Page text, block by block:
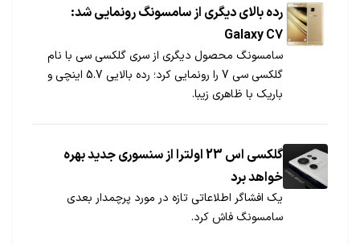
توسط سایت iClarified انجام شده است.
رده بالای دیگری از سامسونگ رونمایی شد:
Galaxy C7
سامسونگ محصول دیگری از سری گلکسی سی با نام
گلکسی سی 7 را رونمایی کرد؛ رده بالایی 5.7 اینچی و
باریک با ظاهری زیبا.
گلکسی اس 23 اولترا از سنسوری جدید بهره
خواهد برد
یک افشاگر اطلاعاتی تازه در مورد پرچمدار بعدی
سامسونگ فاش کرد.